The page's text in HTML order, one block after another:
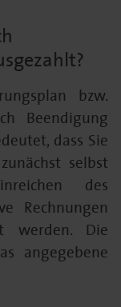
bzw.
Beendigung
dass Sie
selbst
des
Rechnungen
werden. Die
angegebene